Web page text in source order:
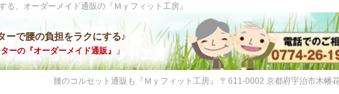
る、オーダーメイド通販の『Ｍｙフィット工房』
ーで腰の負担をラクにする♪
ーの『オーダーメイド通販』 』
腰のコルセット通販も『Ｍｙフィット工房』 〒611-0002 京都府宇治市木幡